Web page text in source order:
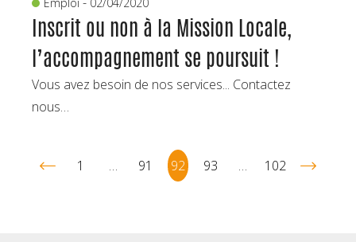
Inscrit ou non à la Mission Locale,
l’accompagnement se poursuit !
Vous avez besoin de nos services... Contactez
nous…
1 … 91 92 93 … 102